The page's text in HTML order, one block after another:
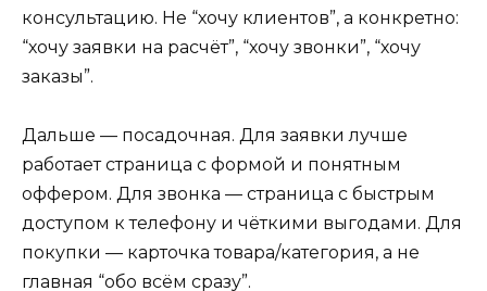
консультацию. Не “хочу клиентов”, а конкретно:
“хочу заявки на расчёт”, “хочу звонки”, “хочу
заказы”.
Дальше — посадочная. Для заявки лучше
работает страница с формой и понятным
оффером. Для звонка — страница с быстрым
доступом к телефону и чёткими выгодами. Для
покупки — карточка товара/категория, а не
главная “обо всём сразу”.